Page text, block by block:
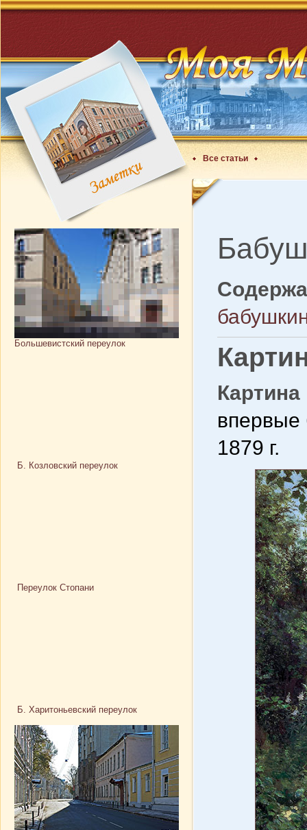
Большевистский переулок
Б. Козловский переулок
Переулок Стопани
Б. Харитоньевский переулок
Все статьи
впервые
1879 г.